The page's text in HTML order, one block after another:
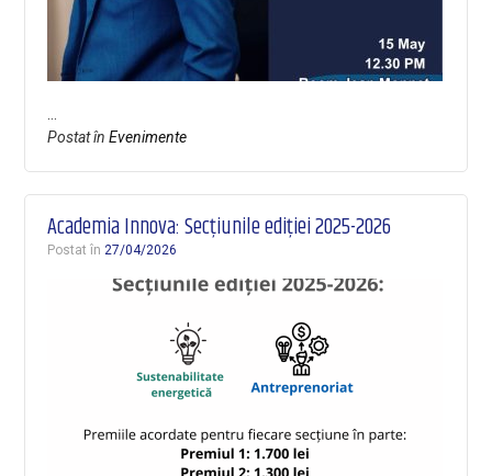
Postat înEvenimente
Academia Innova: Secțiunile ediției 2025-2026
Postat în27/04/2026